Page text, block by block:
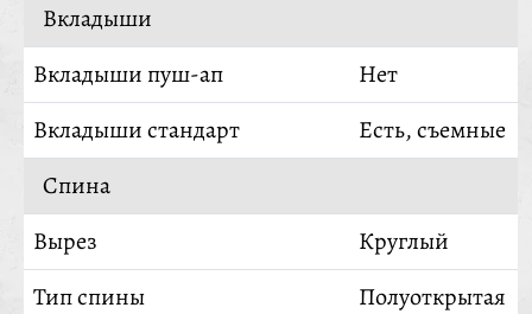
Вкладыши
Вкладыши пуш-ап
Нет
Вкладыши стандарт
Есть, съемные
Спина
Вырез
Круглый
Тип спины
Полуоткрытая